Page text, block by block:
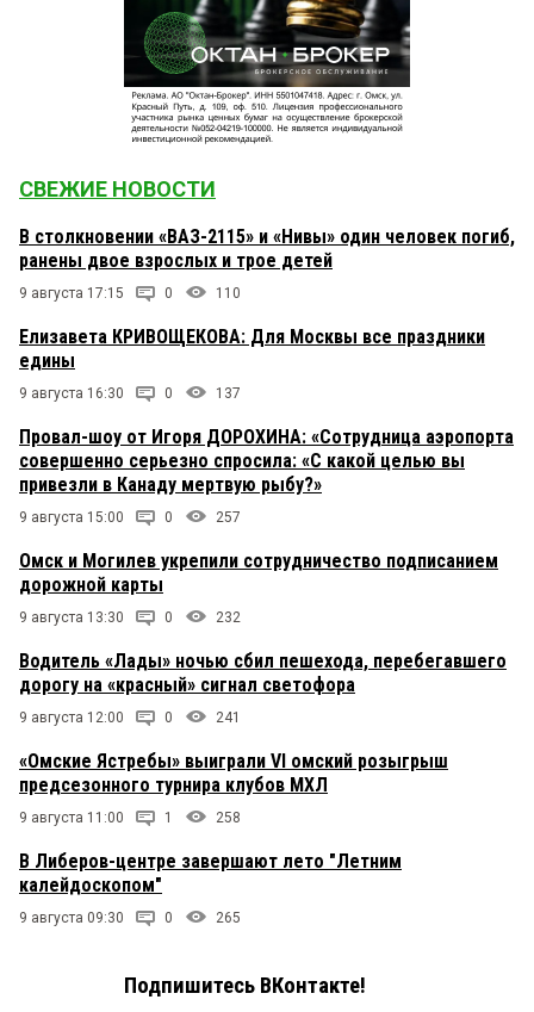
СВЕЖИЕ НОВОСТИ
В столкновении «ВАЗ-2115» и «Нивы» один человек погиб,
ранены двое взрослых и трое детей
9 августа 17:15 0 110
Елизавета КРИВОЩЕКОВА: Для Москвы все праздники
едины
9 августа 16:30 0 137
Провал-шоу от Игоря ДОРОХИНА: «Сотрудница аэропорта
совершенно серьезно спросила: «С какой целью вы
привезли в Канаду мертвую рыбу?»
9 августа 15:00 0 257
Омск и Могилев укрепили сотрудничество подписанием
дорожной карты
9 августа 13:30 0 232
Водитель «Лады» ночью сбил пешехода, перебегавшего
дорогу на «красный» сигнал светофора
9 августа 12:00 0 241
«Омские Ястребы» выиграли VI омский розыгрыш
предсезонного турнира клубов МХЛ
9 августа 11:00 1 258
В Либеров-центре завершают лето "Летним
калейдоскопом"
9 августа 09:30 0 265
Подпишитесь ВКонтакте!